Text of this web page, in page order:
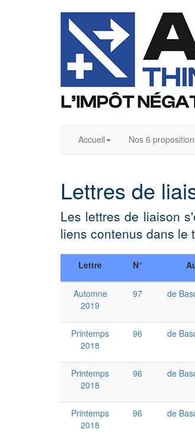
Accueil Nos 6
Lettres de
Les lettres de liaison
liens contenus dans le
Lettre N°
Automne
2019
97 de
Printemps
2018
96 de
Printemps
2018
96 de
Printemps
2018
96 de